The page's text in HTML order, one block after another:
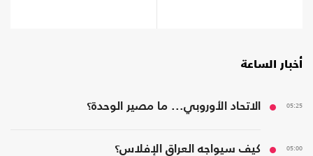
أخبار الساعة
05:25 الاتحاد الأوروبي... ما مصير الوحدة؟
05:00 كيف سيواجه العراق الإفلاس؟